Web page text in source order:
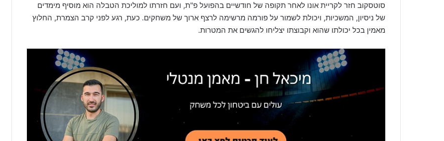
סוטסקוב חזר לקריית אונו לאחר תקופה של חודשיים בהפועל פ"ת, ועם חזרתו למוליכת הטבלה הוא מוסיף מימדים
של ניסיון, המשכיות, ויכולת לשמור על פורמה מרשימה לרצף ארוך של משחקים. כעת, רגע לפני קרב הצמרת, החלוץ
מאמין בכל יכולתו שהוא וקבוצתו יצליחו להגשים את המטרות.